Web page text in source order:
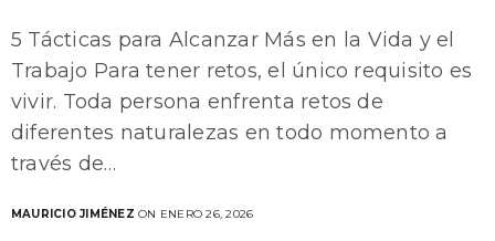
5 Tácticas para Alcanzar Más en la Vida y el
Trabajo Para tener retos, el único requisito es
vivir. Toda persona enfrenta retos de
diferentes naturalezas en todo momento a
través de…
MAURICIO JIMÉNEZ ON ENERO 26, 2026